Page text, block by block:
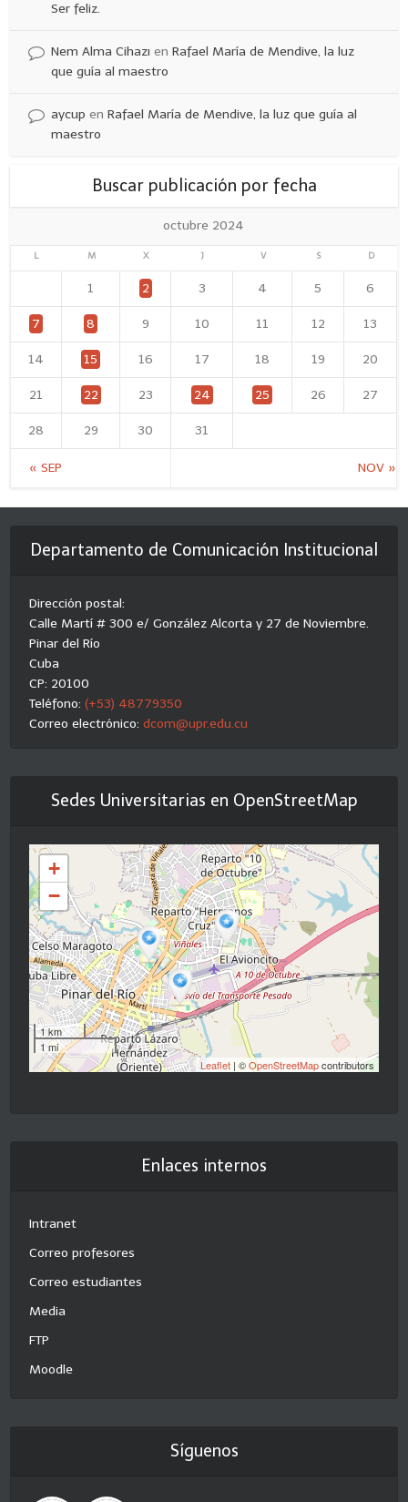
Ser feliz.
Nem Alma Cihazı enRafael María de Mendive, la luz
que guía al maestro
aycup enRafael María de Mendive, la luz que guía al
maestro
Buscar publicación por fecha
octubre 2024
L M X J V S D
« SEP NOV »
1 2 3 4 5 6
7 8 9 10 11 12 13
14 15 16 17 18 19 20
21 22 23 24 25 26 27
28 29 30 31
Departamento de Comunicación Institucional
Dirección postal:
Calle Martí # 300 e/ González Alcorta y 27 de Noviembre.
Pinar del Río
Cuba
CP: 20100
Teléfono:(+53) 48779350
Correo electrónico:dcom@upr.edu.cu
Sedes Universitarias en OpenStreetMap
+
−
1 km
1 mi
Leaflet| ©OpenStreetMapcontributors
Enlaces internos
Intranet
Correo profesores
Correo estudiantes
Media
FTP
Moodle
Síguenos